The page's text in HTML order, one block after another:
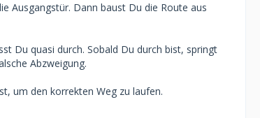
Ausgangstür. Dann baust Du die Route aus
Du quasi durch. Sobald Du durch bist, springt
Abzweigung.
um den korrekten Weg zu laufen.